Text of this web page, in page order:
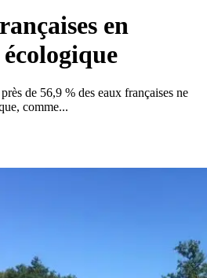
en
de 56,9 % des eaux françaises ne
comme...